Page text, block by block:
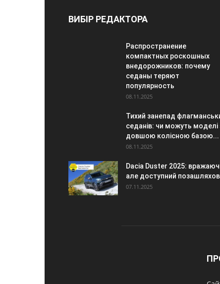
ВИБІР РЕДАКТОРА
Распространение
компактных роскошных
внедорожников: почему
седаны теряют
популярность
08.11.2025
Тихий занепад
седанів: чи можуть моделі
довшою колісною базою...
08.11.2025
Dacia Duster 2025:
але доступний
07.11.2025